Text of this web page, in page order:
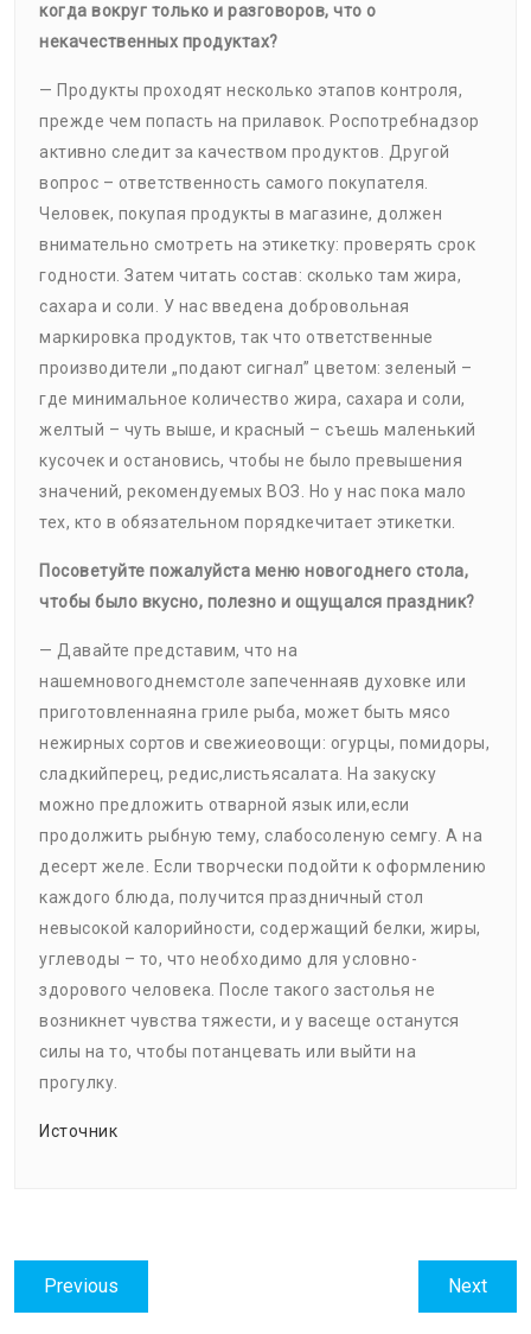
когда вокруг только и разговоров, что о
некачественных продуктах?
— Продукты проходят несколько этапов контроля,
прежде чем попасть на прилавок. Роспотребнадзор
активно следит за качеством продуктов. Другой
вопрос – ответственность самого покупателя.
Человек, покупая продукты в магазине, должен
внимательно смотреть на этикетку: проверять срок
годности. Затем читать состав: сколько там жира,
сахара и соли. У нас введена добровольная
маркировка продуктов, так что ответственные
производители „подают сигнал” цветом: зеленый –
где минимальное количество жира, сахара и соли,
желтый – чуть выше, и красный – съешь маленький
кусочек и остановись, чтобы не было превышения
значений, рекомендуемых ВОЗ. Но у нас пока мало
тех, кто в обязательном порядкечитает этикетки.
Посоветуйте пожалуйста меню новогоднего стола,
чтобы было вкусно, полезно и ощущался праздник?
— Давайте представим, что на
нашемновогоднемстоле запеченнаяв духовке или
приготовленнаяна гриле рыба, может быть мясо
нежирных сортов и свежиеовощи: огурцы, помидоры,
сладкийперец, редис,листьясалата. На закуску
можно предложить отварной язык или,если
продолжить рыбную тему, слабосоленую семгу. А на
десерт желе. Если творчески подойти к оформлению
каждого блюда, получится праздничный стол
невысокой калорийности, содержащий белки, жиры,
углеводы – то, что необходимо для условно-
здорового человека. После такого застолья не
возникнет чувства тяжести, и у васеще останутся
силы на то, чтобы потанцевать или выйти на
прогулку.
Источник
Навигация
по
Previous
post:
NextNext
post: